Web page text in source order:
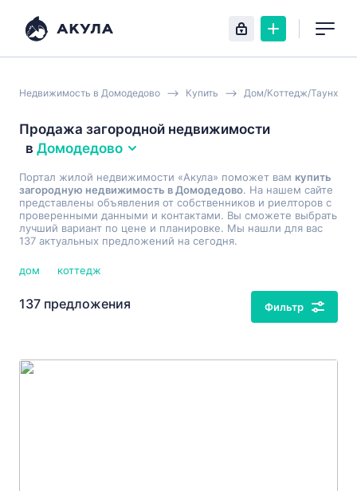
Недвижимость в Домодедово Купить Дом/Коттедж/
Продажа загородной недвижимости
в Домодедово
Портал жилой недвижимости «Акула» поможет вам купить
загородную недвижимость в Домодедово. На нашем сайте
представлены объявления от собственников и риелторов с
проверенными данными и контактами. Вы сможете выбрать
лучший вариант по цене и планировке. Мы нашли для вас
137 актуальных предложений на сегодня.
дом коттедж
137 предложения Фильтр